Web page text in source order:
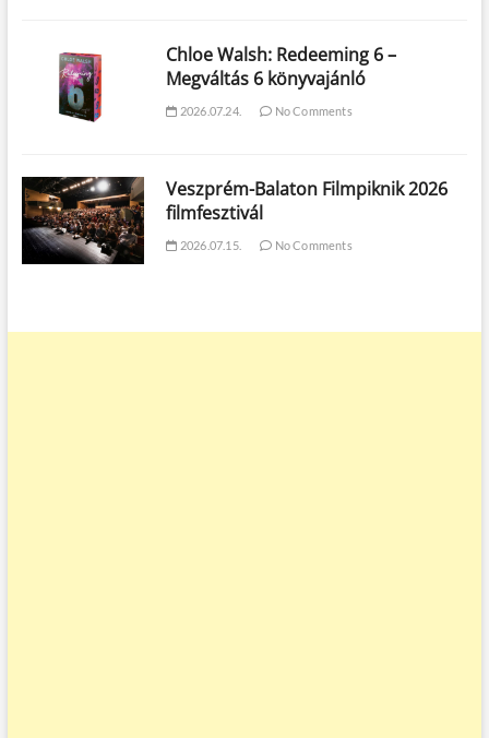
Chloe Walsh: Redeeming 6 –
Megváltás 6 könyvajánló
2026.07.24. No Comments
Veszprém-Balaton Filmpiknik 2026
filmfesztivál
2026.07.15. No Comments